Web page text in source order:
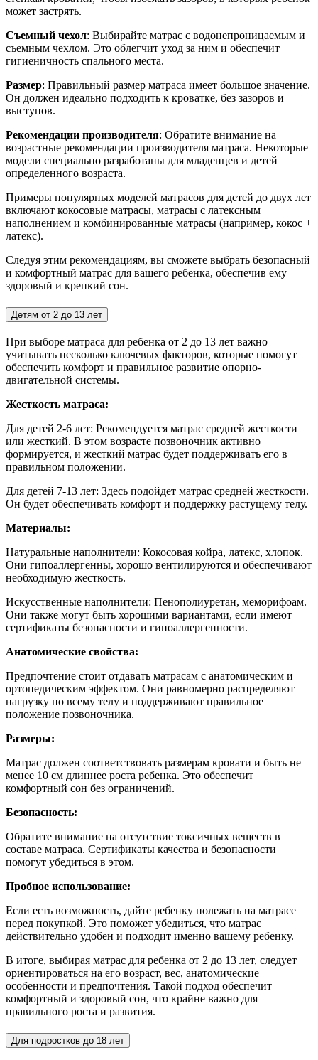
может застрять.
Съемный чехол: Выбирайте матрас с водонепроницаемым и
съемным чехлом. Это облегчит уход за ним и обеспечит
гигиеничность спального места.
Размер: Правильный размер матраса имеет большое значение.
Он должен идеально подходить к кроватке, без зазоров и
выступов.
Рекомендации производителя: Обратите внимание на
возрастные рекомендации производителя матраса. Некоторые
модели специально разработаны для младенцев и детей
определенного возраста.
Примеры популярных моделей матрасов для детей до двух лет
включают кокосовые матрасы, матрасы с латексным
наполнением и комбинированные матрасы (например, кокос +
латекс).
Следуя этим рекомендациям, вы сможете выбрать безопасный
и комфортный матрас для вашего ребенка, обеспечив ему
здоровый и крепкий сон.
Детям от 2 до 13 лет
При выборе матраса для ребенка от 2 до 13 лет важно
учитывать несколько ключевых факторов, которые помогут
обеспечить комфорт и правильное развитие опорно-
двигательной системы.
Жесткость матраса:
Для детей 2-6 лет: Рекомендуется матрас средней жесткости
или жесткий. В этом возрасте позвоночник активно
формируется, и жесткий матрас будет поддерживать его в
правильном положении.
Для детей 7-13 лет: Здесь подойдет матрас средней жесткости.
Он будет обеспечивать комфорт и поддержку растущему телу.
Материалы:
Натуральные наполнители: Кокосовая койра, латекс, хлопок.
Они гипоаллергенны, хорошо вентилируются и обеспечивают
необходимую жесткость.
Искусственные наполнители: Пенополиуретан, меморифоам.
Они также могут быть хорошими вариантами, если имеют
сертификаты безопасности и гипоаллергенности.
Анатомические свойства:
Предпочтение стоит отдавать матрасам с анатомическим и
ортопедическим эффектом. Они равномерно распределяют
нагрузку по всему телу и поддерживают правильное
положение позвоночника.
Размеры:
Матрас должен соответствовать размерам кровати и быть не
менее 10 см длиннее роста ребенка. Это обеспечит
комфортный сон без ограничений.
Безопасность:
Обратите внимание на отсутствие токсичных веществ в
составе матраса. Сертификаты качества и безопасности
помогут убедиться в этом.
Пробное использование:
Если есть возможность, дайте ребенку полежать на матрасе
перед покупкой. Это поможет убедиться, что матрас
действительно удобен и подходит именно вашему ребенку.
В итоге, выбирая матрас для ребенка от 2 до 13 лет, следует
ориентироваться на его возраст, вес, анатомические
особенности и предпочтения. Такой подход обеспечит
комфортный и здоровый сон, что крайне важно для
правильного роста и развития.
Для подростков до 18 лет